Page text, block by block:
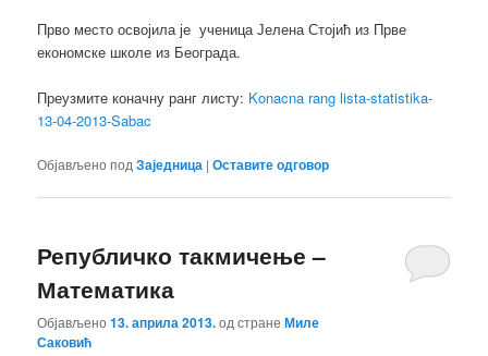
Прво место освојила је ученица Јелена Стојић из Прве
економске школе из Београда.
Преузмите коначну ранг листу: Konacna rang lista-statistika-
13-04-2013-Sabac
Објављено под Заједница |Оставите одговор
Републичко такмичење –
Математика
Објављено13. априла 2013.од странеМиле
Саковић